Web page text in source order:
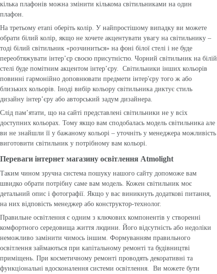
кілька плафонів можна змінити кількома світильниками на один
плафон.
На третьому етапі оберіть колір. У найпростішому випадку ви можете
обрати білий колір, якщо не хочете акцентувати увагу на світильнику –
тоді білий світильник «розчиниться» на фоні білої стелі і не буде
переобтяжувати інтер’єр своєю присутністю. Чорний світильник на білій
стелі буде помітним акцентом інтер’єру. Світильники інших кольорів
повинні гармонійно доповнювати предмети інтер'єру того ж або
близьких кольорів. Іноді вибір кольору світильника диктує стиль
дизайну інтер’єру або авторський задум дизайнера.
Слід пам’ятати, що на сайті представлені світильники не у всіх
доступних кольорах. Тому якщо вам сподобалась модель світильника але
ви не знайшли її у бажаному кольорі – уточніть у менеджера можливість
виготовити світильник у потрібному вам кольорі.
Переваги інтернет магазину освітлення Atmolight
Таким чином зручна система пошуку нашого сайту допоможе вам
швидко обрати потрібну саме вам модель. Кожен світильник моє
детальний опис і фотографії. Якщо у вас виникнуть додаткові питання,
на них відповість менеджер або конструктор-технолог.
Правильне освітлення є одним з ключових компонентів у створенні
комфортного середовища життя людини. Його відсутність або недоліки
неможливо замінити чимось іншим. Формуванням правильного
освітлення займаються при капітальному ремонті та будівництві
приміщень. При косметичному ремонті проводять декоративні та
функціональні вдосконалення системи освітлення. Ви можете бути